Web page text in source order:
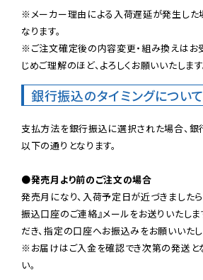
※メーカー理由による入荷遅延が発生した
なります。
※ご注文確定後の内容変更・組み換えはお
じめご理解のほど、よろしくお願いいたします
銀行振込のタイミングについて
支払方法を銀行振込に選択された場合、銀
以下の通りとなります。
●発売月より前のご注文の場合
発売月になり、入荷予定日が近づきました
振込口座のご連絡』メールをお送りいたしま
だき、指定の口座へお振込みをお願いいたし
※お届けはご入金を確認でき次第の発送と
い。